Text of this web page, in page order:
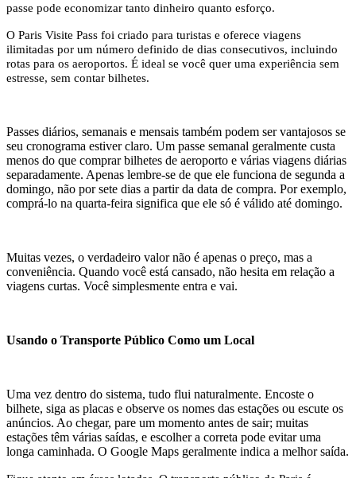
passe pode economizar tanto dinheiro quanto esforço.
O Paris Visite Pass foi criado para turistas e oferece viagens
ilimitadas por um número definido de dias consecutivos, incluindo
rotas para os aeroportos. É ideal se você quer uma experiência sem
estresse, sem contar bilhetes.
Passes diários, semanais e mensais também podem ser vantajosos se
seu cronograma estiver claro. Um passe semanal geralmente custa
menos do que comprar bilhetes de aeroporto e várias viagens diárias
separadamente. Apenas lembre-se de que ele funciona de segunda a
domingo, não por sete dias a partir da data de compra. Por exemplo,
comprá-lo na quarta-feira significa que ele só é válido até domingo.
Muitas vezes, o verdadeiro valor não é apenas o preço, mas a
conveniência. Quando você está cansado, não hesita em relação a
viagens curtas. Você simplesmente entra e vai.
Usando o Transporte Público Como um Local
Uma vez dentro do sistema, tudo flui naturalmente. Encoste o
bilhete, siga as placas e observe os nomes das estações ou escute os
anúncios. Ao chegar, pare um momento antes de sair; muitas
estações têm várias saídas, e escolher a correta pode evitar uma
longa caminhada. O Google Maps geralmente indica a melhor saída.